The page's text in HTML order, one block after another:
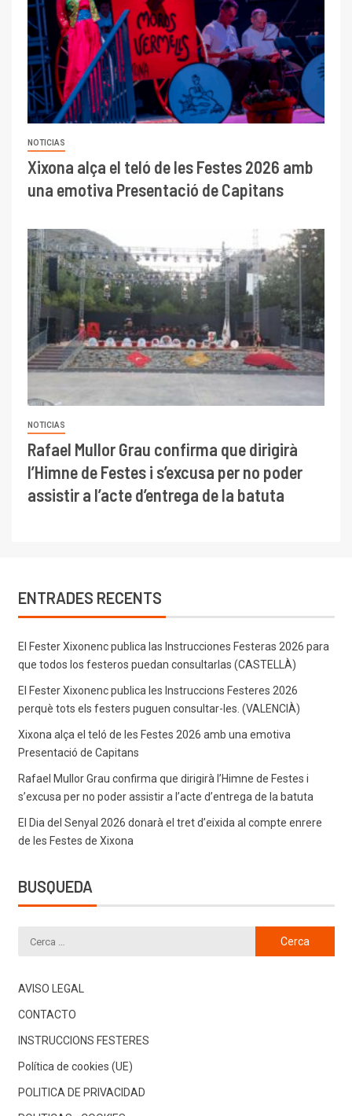
NOTICIAS
Xixona alça el teló de les Festes 2026 amb
una emotiva Presentació de Capitans
NOTICIAS
Rafael Mullor Grau confirma que dirigirà
l’Himne de Festes i s’excusa per no poder
assistir a l’acte d’entrega de la batuta
ENTRADES RECENTS
El Fester Xixonenc publica las Instrucciones Festeras 2026 para
que todos los festeros puedan consultarlas (CASTELLÀ)
El Fester Xixonenc publica les Instruccions Festeres 2026
perquè tots els festers puguen consultar-les. (VALENCIÀ)
Xixona alça el teló de les Festes 2026 amb una emotiva
Presentació de Capitans
Rafael Mullor Grau confirma que dirigirà l’Himne de Festes i
s’excusa per no poder assistir a l’acte d’entrega de la batuta
El Dia del Senyal 2026 donarà el tret d’eixida al compte enrere
de les Festes de Xixona
BUSQUEDA
AVISO LEGAL
CONTACTO
INSTRUCCIONS FESTERES
Política de cookies (UE)
POLITICA DE PRIVACIDAD